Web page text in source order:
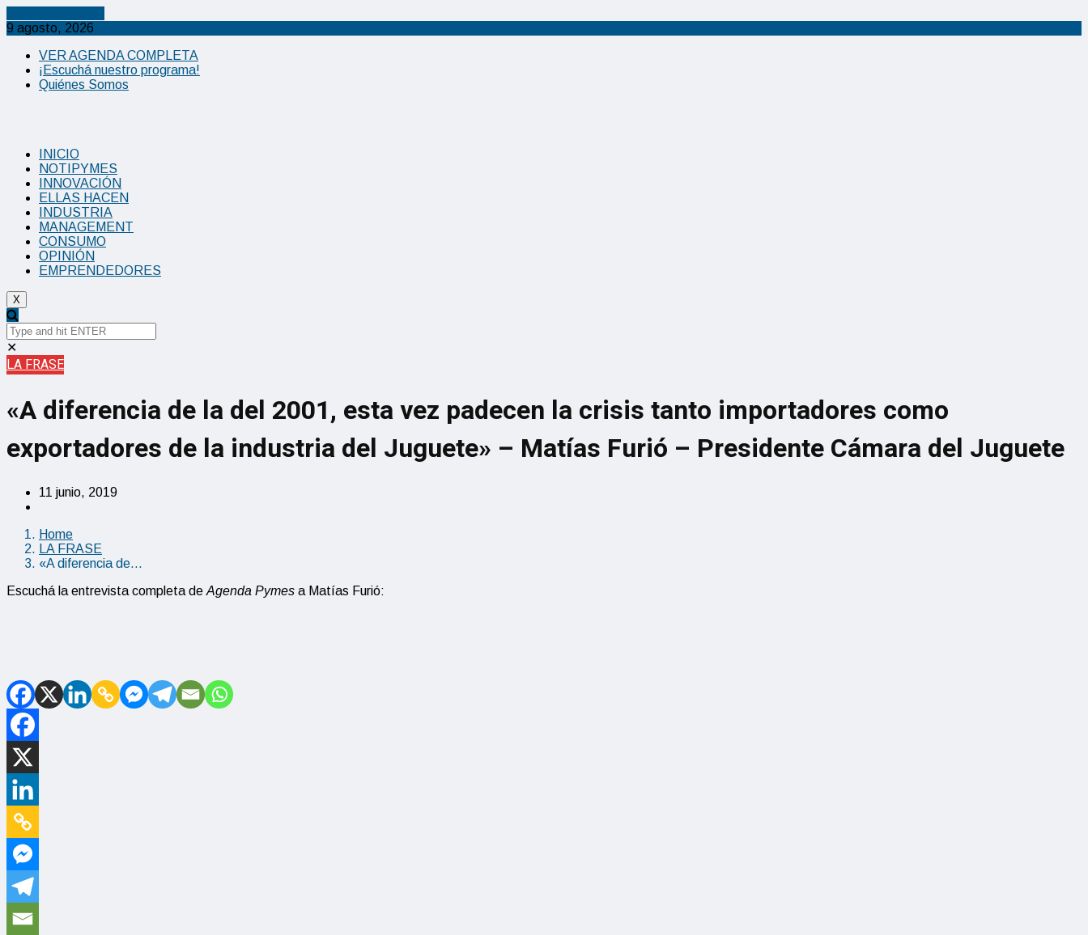
9 agosto, 2026
VER AGENDA COMPLETA
¡Escuchá nuestro programa!
Quiénes Somos
INICIO
NOTIPYMES
INNOVACIÓN
ELLAS HACEN
INDUSTRIA
MANAGEMENT
CONSUMO
OPINIÓN
EMPRENDEDORES
X
✕
LA FRASE
«A diferencia de la del 2001, esta vez padecen la crisis tanto importadores como
exportadores de la industria del Juguete» – Matías Furió – Presidente Cámara del Juguete
11 junio, 2019
Home
LA FRASE
«A diferencia de…
Escuchá la entrevista completa de Agenda Pymes a Matías Furió: